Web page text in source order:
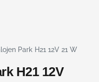
Park H21 12V 21 W
H21 12V